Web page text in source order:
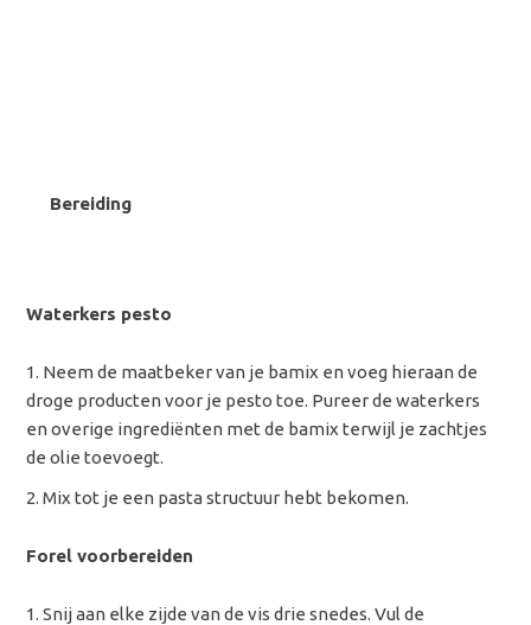
Bereiding
Waterkers pesto
Neem de maatbeker van je bamix en voeg hieraan de
droge producten voor je pesto toe. Pureer de waterkers
en overige ingrediënten met de bamix terwijl je zachtjes
de olie toevoegt.
Mix tot je een pasta structuur hebt bekomen.
Forel voorbereiden
Snij aan elke zijde van de vis drie snedes. Vul de